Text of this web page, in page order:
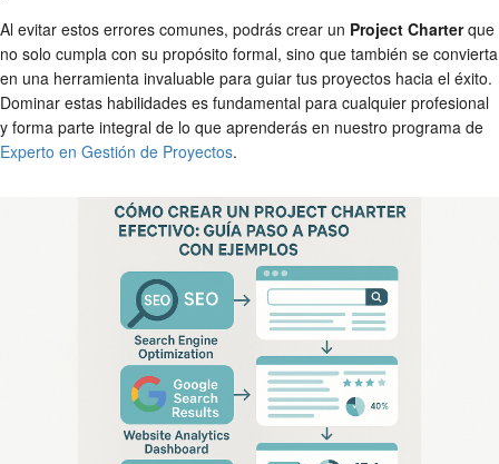
Al evitar estos errores comunes, podrás crear un Project Charterque
no solo cumpla con su propósito formal, sino que también se convierta
en una herramienta invaluable para guiar tus proyectos hacia el éxito.
Dominar estas habilidades es fundamental para cualquier profesional
y forma parte integral de lo que aprenderás en nuestro programa de
Experto en Gestión de Proyectos.